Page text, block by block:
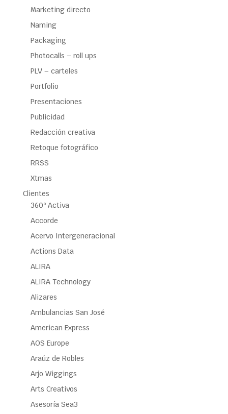
Marketing directo
Naming
Packaging
Photocalls – roll ups
PLV – carteles
Portfolio
Presentaciones
Publicidad
Redacción creativa
Retoque fotográfico
RRSS
Xtmas
Clientes
360º Activa
Accorde
Acervo Intergeneracional
Actions Data
ALIRA
ALIRA Technology
Alizares
Ambulancias San José
American Express
AOS Europe
Araúz de Robles
Arjo Wiggings
Arts Creativos
Asesoría Sea3